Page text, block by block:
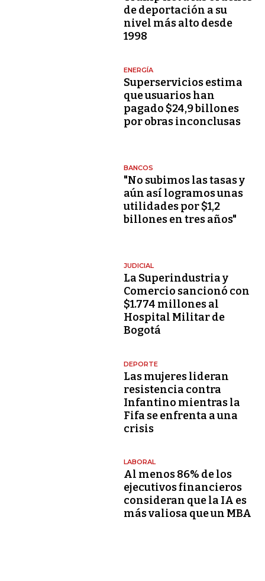
de deportación a su
nivel más alto desde
1998
ENERGÍA
Superservicios estima
que usuarios han
pagado $24,9 billones
por obras inconclusas
BANCOS
"No subimos las tasas y
aún así logramos unas
utilidades por $1,2
billones en tres años"
JUDICIAL
La Superindustria y
Comercio sancionó con
$1.774 millones al
Hospital Militar de
Bogotá
DEPORTE
Las mujeres lideran
resistencia contra
Infantino mientras la
Fifa se enfrenta a una
crisis
LABORAL
Al menos 86% de los
ejecutivos financieros
consideran que la IA es
más valiosa que un MBA